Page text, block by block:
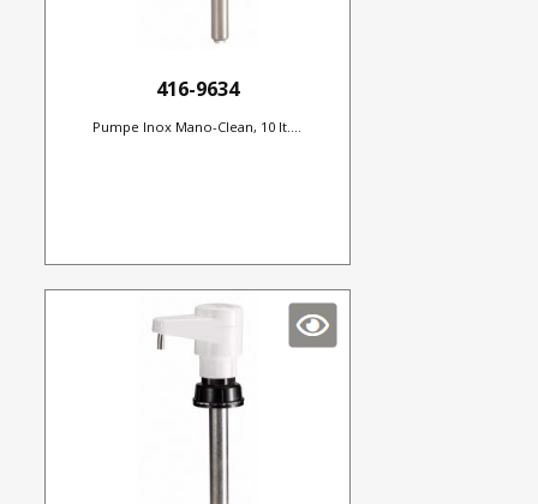
416-9634
Pumpe Inox Mano-Clean, 10 lt....